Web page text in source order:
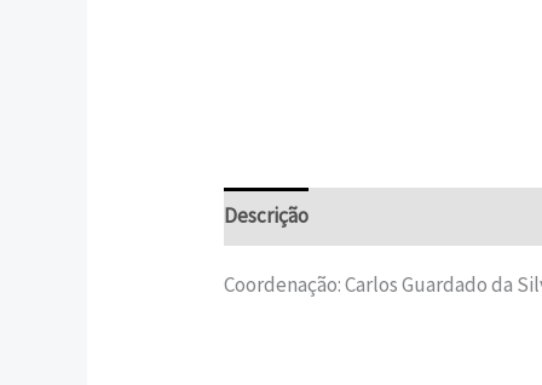
Descrição
Coordenação: Carlos Guardado da